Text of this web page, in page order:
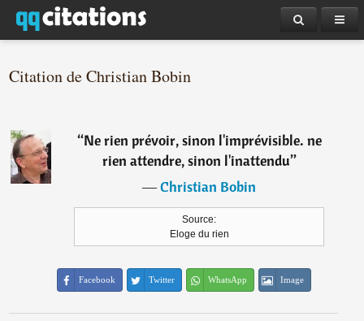
Citation de Christian Bobin
“Ne rien prévoir, sinon l'imprévisible. ne
rien attendre, sinon l'inattendu”
―Christian Bobin
Source:
Eloge du rien
Facebook Twitter WhatsApp Image